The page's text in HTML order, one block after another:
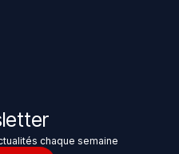
chaque semaine